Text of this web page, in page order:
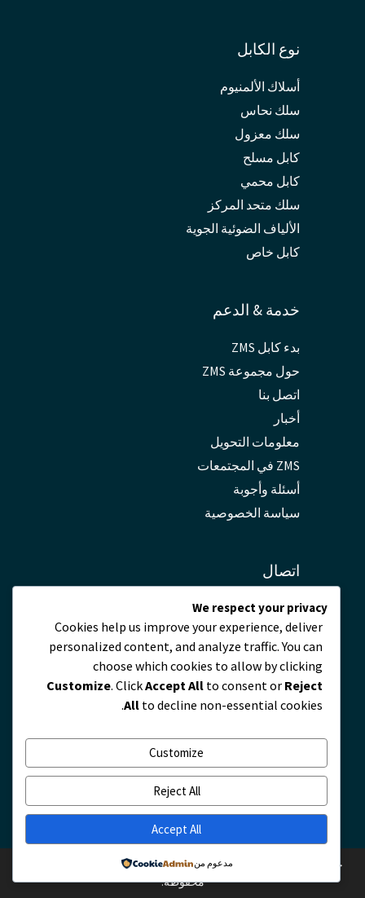
نوع الكابل
أسلاك الألمنيوم
سلك نحاس
سلك معزول
كابل مسلح
كابل محمي
سلك متحد المركز
الألياف الضوئية الجوية
كابل خاص
خدمة & الدعم
بدء كابل ZMS
حول مجموعة ZMS
اتصل بنا
أخبار
معلومات التحويل
ZMS في المجتمعات
أسئلة وأجوبة
سياسة الخصوصية
اتصال
servicio@zmscable.es
+86-371-67829333
+86 17303836349
بلازا دي كايكوان, تشنغتشو, الصين
حقوق النشر © 2010 - 2026 شركة الكابلات ZMS. المحدودة. كل الحقوق
محفوظة.
We respect your privacy
Cookies help us improve your experience, deliver
personalized content, and analyze traffic. You can
choose which cookies to allow by clicking
Customize. ClickAccept All to consent or Reject
All to decline non-essential cookies.
Customize
Reject All
Accept All
مدعوم من